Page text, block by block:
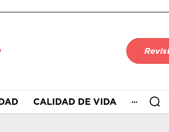
CALIDAD DE VIDA